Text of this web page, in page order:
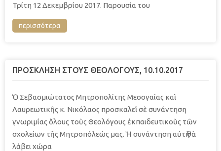
Τρίτη 12 Δεκεμβρίου 2017. Παρουσία του
περισσότερα
ΠΡΟΣΚΛΗΣΗ ΣΤΟΥΣ ΘΕΟΛΟΓΟΥΣ, 10.10.2017
Ὁ Σεβασμιώτατος Μητροπολίτης Μεσογαίας καὶ
Λαυρεωτικῆς κ. Νικόλαος προσκαλεῖ σὲ συνάντηση
γνωριμίας ὅλους τοὺς Θεολόγους ἐκπαιδευτικοὺς τῶν
σχολείων τῆς Μητροπόλεώς μας. Ἡ συνάντηση αὐτὴ θὰ
λάβει χώρα